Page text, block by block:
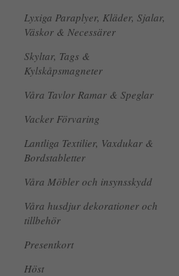
Lyxiga Paraplyer, Kläder, Sjalar,
Väskor & Necessärer
Skyltar, Tags &
Kylskåpsmagneter
Våra Tavlor Ramar & Speglar
Vacker Förvaring
Lantliga Textilier, Vaxdukar &
Bordstabletter
Våra Möbler och insynsskydd
Våra husdjur dekorationer och
tillbehör
Presentkort
Höst